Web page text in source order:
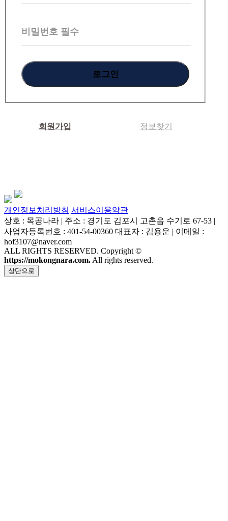
비밀번호 필수
회원가입 정보찾기
개인정보처리방침 서비스이용약관
상호 : 목공나라 | 주소 : 경기도 김포시 고촌읍 수기로 67-53 |
사업자등록번호 : 401-54-00360 대표자 : 김용운 | 이메일 :
hof3107@naver.com
ALL RIGHTS RESERVED. Copyright ©
https://mokongnara.com. All rights reserved.
상단으로